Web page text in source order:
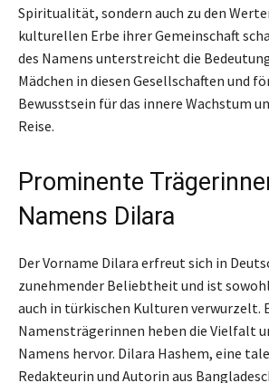
Spiritualität, sondern auch zu den
kulturellen Erbe ihrer Gemeinschaft
des Namens unterstreicht die
Mädchen in diesen Gesellschaften und
Bewusstsein für das innere Wachstum
Reise.
Prominente
Namens Dilara
Der Vorname Dilara erfreut sich in
zunehmender Beliebtheit und ist
auch in türkischen Kulturen verwurzelt.
Namensträgerinnen heben die Vielfalt
Namens hervor. Dilara Hashem, eine
Redakteurin und Autorin aus